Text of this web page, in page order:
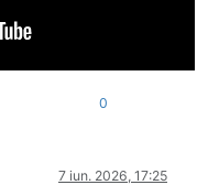
0
7 iun. 2026, 17:25